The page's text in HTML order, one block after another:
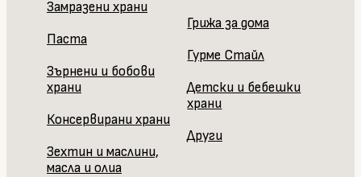
Замразени храни
Паста
Зърнени и бобови
храни
Консервирани храни
Зехтин и маслини,
масла и олиа
Грижа за дома
Гурме Стайл
Детски и бебешки
храни
Други